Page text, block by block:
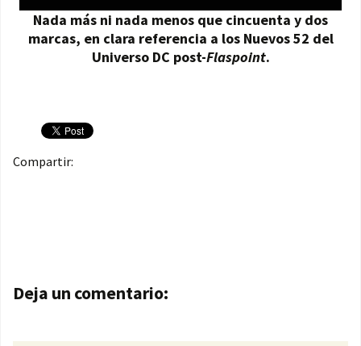
Nada más ni nada menos que cincuenta y dos
marcas, en clara referencia a los Nuevos 52 del
Universo DC post-Flaspoint.
Compartir:
Navegación de entradas
Deja un comentario: